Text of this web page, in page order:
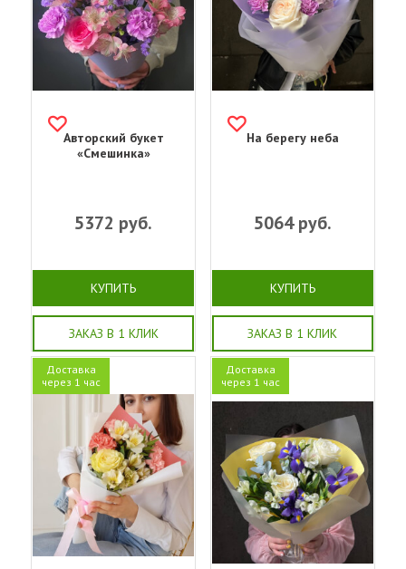
Авторский букет
«Смешинка»
5372 руб.
КУПИТЬ
ЗАКАЗ В 1 КЛИК
На берегу неба
5064руб.
КУПИТЬ
ЗАКАЗ В 1 КЛИК
Доставка
через 1 час
Доставка
через 1 час